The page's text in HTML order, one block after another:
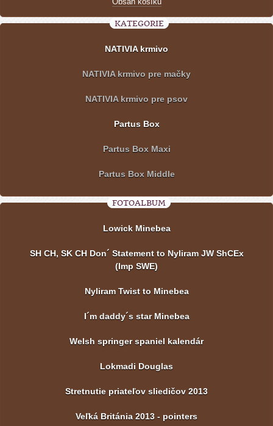
KATEGORIE
NATIVIA krmivo
NATIVIA krmivo pre mačky
NATIVIA krmivo pre psov
Partus Box
Partus Box Maxi
Partus Box Middle
FOTOALBUM
Lowick Minebea
SH CH, SK CH Don´ Statement to Nyliram JW ShCEx
(Imp SWE)
Nyliram Twist to Minebea
I´m daddy´s star Minebea
Welsh springer spaniel kalendár
Lokmadi Douglas
Stretnutie priateľov sliedičov 2013
Veľká Británia 2013 - pointers